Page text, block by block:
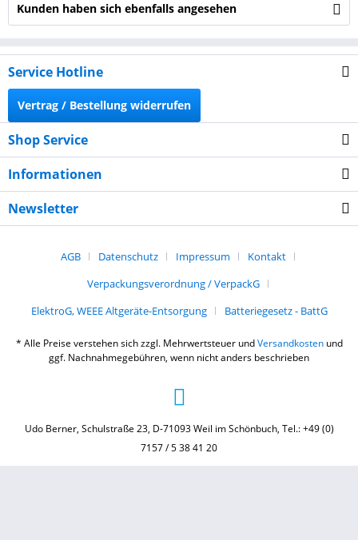
Kunden haben sich ebenfalls angesehen
Service Hotline
Vertrag / Bestellung widerrufen
Shop Service
Informationen
Newsletter
AGB Datenschutz Impressum
Kontakt
Verpackungsverordnung / VerpackG
ElektroG, WEEE Altgeräte-Entsorgung
Batteriegesetz - BattG
* Alle Preise verstehen sich zzgl. Mehrwertsteuer undVersandkostenund
ggf. Nachnahmegebühren, wenn nicht anders beschrieben
Udo Berner, Schulstraße 23, D-71093 Weil im Schönbuch, Tel.: +49 (0)
7157 / 5 38 41 20